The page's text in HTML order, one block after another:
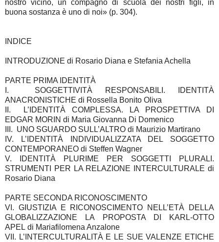
INDICE
INTRODUZIONE di Rosario Diana e Stefania Achella
PARTE PRIMA IDENTITÀ
I. SOGGETTIVITÀ RESPONSABILI. IDENTITÀ
ANACRONISTICHE di Rossella Bonito Oliva
II. L’IDENTITÀ COMPLESSA. LA PROSPETTIVA DI
EDGAR MORIN di Maria Giovanna Di Domenico
III. UNO SGUARDO SULL’ALTRO di Maurizio Martirano
IV. L’IDENTITÀ INDIVIDUALIZZATA DEL SOGGETTO
CONTEMPORANEO di Steffen Wagner
V. IDENTITÀ PLURIME PER SOGGETTI PLURALI.
STRUMENTI PER LA RELAZIONE INTERCULTURALE di
Rosario Diana
PARTE SECONDA RICONOSCIMENTO
VI. GIUSTIZIA E RICONOSCIMENTO NELL’ETÀ DELLA
GLOBALIZZAZIONE LA PROPOSTA DI KARL-OTTO
APEL di Mariafilomena Anzalone
VII. L’INTERCULTURALITÀ E LE SUE VALENZE ETICHE